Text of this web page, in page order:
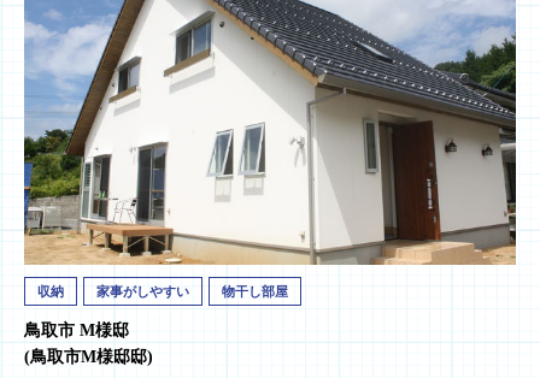
収納 家事がしやすい 物干し部屋
鳥取市 M様邸
(鳥取市M様邸邸)